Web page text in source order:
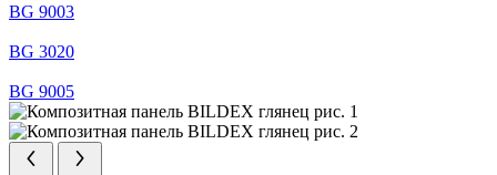
BG 9003
BG 3020
BG 9005